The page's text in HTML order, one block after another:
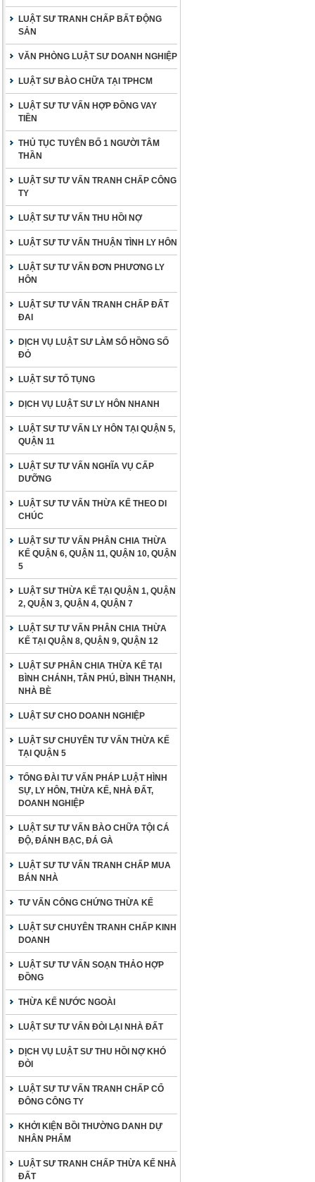
LUẬT SƯ TRANH CHẤP BẤT ĐỘNG
SẢN
VĂN PHÒNG LUẬT SƯ DOANH NGHIỆP
LUẬT SƯ BÀO CHỮA TẠI TPHCM
LUẬT SƯ TƯ VẤN HỢP ĐỒNG VAY
TIỀN
THỦ TỤC TUYÊN BỐ 1 NGƯỜI TÂM
THẦN
LUẬT SƯ TƯ VẤN TRANH CHẤP CÔNG
TY
LUẬT SƯ TƯ VẤN THU HỒI NỢ
LUẬT SƯ TƯ VẤN THUẬN TÌNH LY HÔN
LUẬT SƯ TƯ VẤN ĐƠN PHƯƠNG LY
HÔN
LUẬT SƯ TƯ VẤN TRANH CHẤP ĐẤT
ĐAI
DỊCH VỤ LUẬT SƯ LÀM SỔ HỒNG SỔ
ĐỎ
LUẬT SƯ TỐ TỤNG
DỊCH VỤ LUẬT SƯ LY HÔN NHANH
LUẬT SƯ TƯ VẤN LY HÔN TẠI QUẬN 5,
QUẬN 11
LUẬT SƯ TƯ VẤN NGHĨA VỤ CẤP
DƯỠNG
LUẬT SƯ TƯ VẤN THỪA KẾ THEO DI
CHÚC
LUẬT SƯ TƯ VẤN PHÂN CHIA THỪA
KẾ QUẬN 6, QUẬN 11, QUẬN 10, QUẬN
5
LUẬT SƯ THỪA KẾ TẠI QUẬN 1, QUẬN
2, QUẬN 3, QUẬN 4, QUẬN 7
LUẬT SƯ TƯ VẤN PHÂN CHIA THỪA
KẾ TẠI QUẬN 8, QUẬN 9, QUẬN 12
LUẬT SƯ PHÂN CHIA THỪA KẾ TẠI
BÌNH CHÁNH, TÂN PHÚ, BÌNH THẠNH,
NHÀ BÈ
LUẬT SƯ CHO DOANH NGHIỆP
LUẬT SƯ CHUYÊN TƯ VẤN THỪA KẾ
TẠI QUẬN 5
TỔNG ĐÀI TƯ VẤN PHÁP LUẬT HÌNH
SỰ, LY HÔN, THỪA KẾ, NHÀ ĐẤT,
DOANH NGHIỆP
LUẬT SƯ TƯ VẤN BÀO CHỮA TỘI CÁ
ĐỘ, ĐÁNH BẠC, ĐÁ GÀ
LUẬT SƯ TƯ VẤN TRANH CHẤP MUA
BÁN NHÀ
TƯ VẤN CÔNG CHỨNG THỪA KẾ
LUẬT SƯ CHUYÊN TRANH CHẤP KINH
DOANH
LUẬT SƯ TƯ VẤN SOẠN THẢO HỢP
ĐỒNG
THỪA KẾ NƯỚC NGOÀI
LUẬT SƯ TƯ VẤN ĐÒI LẠI NHÀ ĐẤT
DỊCH VỤ LUẬT SƯ THU HỒI NỢ KHÓ
ĐÒI
LUẬT SƯ TƯ VẤN TRANH CHẤP CỔ
ĐÔNG CÔNG TY
KHỞI KIỆN BỒI THƯỜNG DANH DỰ
NHÂN PHẨM
LUẬT SƯ TRANH CHẤP THỪA KẾ NHÀ
ĐẤT